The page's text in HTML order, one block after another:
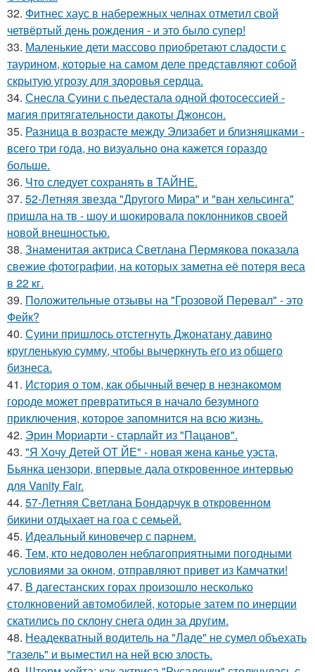
32. Фитнес хаус в набережных челнах отметил свой
четвёртый день рождения - и это было супер!
33. Маленькие дети массово приобретают сладости с
таурином, которые на самом деле представляют собой
скрытую угрозу для здоровья сердца.
34. Снесла Суини с пьедестала одной фотосессией -
магия притягательности дакоты Джонсон.
35. Разница в возрасте между Элизабет и близняшками -
всего три года, но визуально она кажется гораздо
больше.
36. Что следует сохранять в ТАЙНЕ.
37. 52-Летняя звезда "Другого Мира" и "ван хельсинга"
пришла на тв - шоу и шокировала поклонников своей
новой внешностью.
38. Знаменитая актриса Светлана Пермякова показала
свежие фотографии, на которых заметна её потеря веса
в 22 кг.
39. Положительные отзывы на "Грозовой Перевал" - это
Фейк?
40. Суини пришлось отстегнуть Джонатану давино
кругленькую сумму, чтобы вычеркнуть его из общего
бизнеса.
41. История о том, как обычный вечер в незнакомом
городе может превратиться в начало безумного
приключения, которое запомнится на всю жизнь.
42. Эрин Мориарти - старлайт из "Пацанов".
43. "Я Хочу Детей ОТ ЙЕ" - новая жена канье уэста,
Бьянка цензори, впервые дала откровенное интервью
для Vanity Fair.
44. 57-Летняя Светлана Бондарчук в откровенном
бикини отдыхает на гоа с семьей.
45. Идеальный киновечер с парнем.
46. Тем, кто недоволен неблагоприятными погодными
условиями за окном, отправляют привет из Камчатки!
47. В дагестанских горах произошло несколько
столкновений автомобилей, которые затем по инерции
скатились по склону снега один за другим.
48. Неадекватный водитель на "Ладе" не сумел объехать
"газель" и выместил на ней всю злость.